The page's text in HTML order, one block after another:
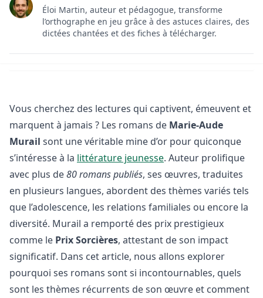
Éloi Martin, auteur et pédagogue, transforme
l’orthographe en jeu grâce à des astuces claires, des
dictées chantées et des fiches à télécharger.
Vous cherchez des lectures qui captivent, émeuvent et
marquent à jamais ? Les romans de Marie-Aude
Murail sont une véritable mine d’or pour quiconque
s’intéresse à la littérature jeunesse. Auteur prolifique
avec plus de80 romans publiés, ses œuvres, traduites
en plusieurs langues, abordent des thèmes variés tels
que l’adolescence, les relations familiales ou encore la
diversité. Murail a remporté des prix prestigieux
comme le Prix Sorcières, attestant de son impact
significatif. Dans cet article, nous allons explorer
pourquoi ses romans sont si incontournables, quels
sont les thèmes récurrents de son œuvre et comment